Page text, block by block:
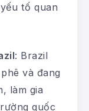
tố quan
: Brazil
và đang
làm gia
quốc